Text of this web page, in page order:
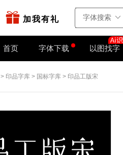
加我有礼
首页 字体下载 以图找字
> 印品字库 > 国标字库 > 印品工版宋